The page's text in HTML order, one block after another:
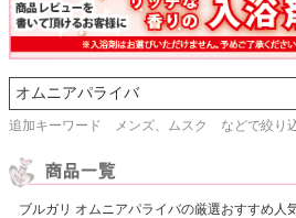
追加キーワード メンズ、ムスク などで絞り
ブルガリ オムニアパライバの厳選おすすめ